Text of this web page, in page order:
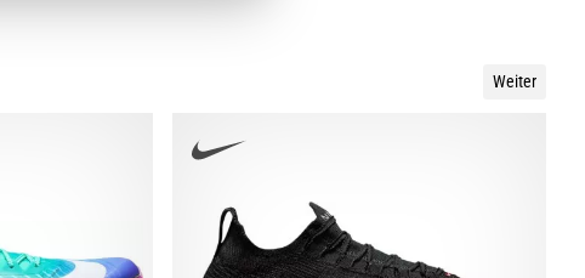
Weiter